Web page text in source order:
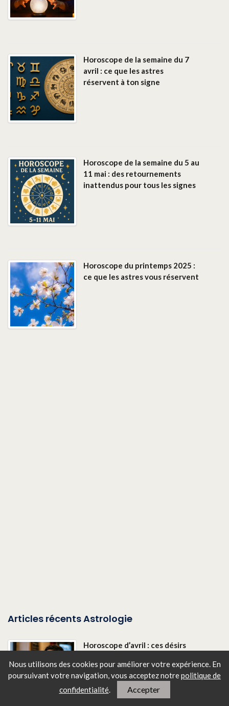
Nous utilisons des cookies pour améliorer votre expérience. En
poursuivant votre navigation, vous acceptez notrepolitique de
confidentialité. Accepter
Horoscope de la semaine du 7
avril : ce que les astres
réservent à ton signe
Horoscope de la semaine du 5 au
11 mai : des retournements
inattendus pour tous les signes
Horoscope du printemps 2025 :
ce que les astres vous réservent
Articles récents Astrologie
Horoscope d’avril : ces désirs
astres réveillent